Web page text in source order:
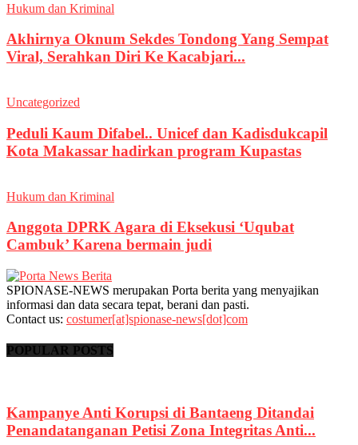
Hukum dan Kriminal
Akhirnya Oknum Sekdes Tondong Yang Sempat
Viral, Serahkan Diri Ke Kacabjari...
Uncategorized
Peduli Kaum Difabel.. Unicef dan Kadisdukcapil
Kota Makassar hadirkan program Kupastas
Hukum dan Kriminal
Anggota DPRK Agara di Eksekusi ‘Uqubat
Cambuk’ Karena bermain judi
SPIONASE-NEWS merupakan Porta berita yang menyajikan
informasi dan data secara tepat, berani dan pasti.
Contact us: costumer[at]spionase-news[dot]com
POPULAR POSTS
Kampanye Anti Korupsi di Bantaeng Ditandai
Penandatanganan Petisi Zona Integritas Anti...